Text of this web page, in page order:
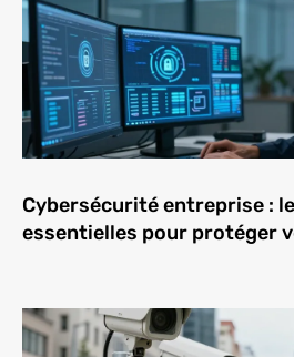
Cybersécurité entreprise :
essentielles pour protéger